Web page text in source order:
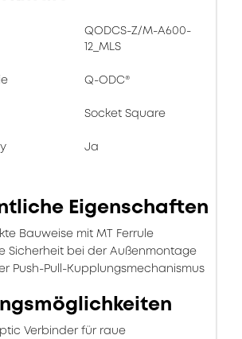
QODCS-Z/M-A600-
12_MLS
Q-ODC®
Socket Square
Ja
Eigenschaften
Bauweise mit MT Ferrule
Sicherheit bei der Außenmontage
Push-Pull-Kupplungsmechanismus
Verbinder für raue